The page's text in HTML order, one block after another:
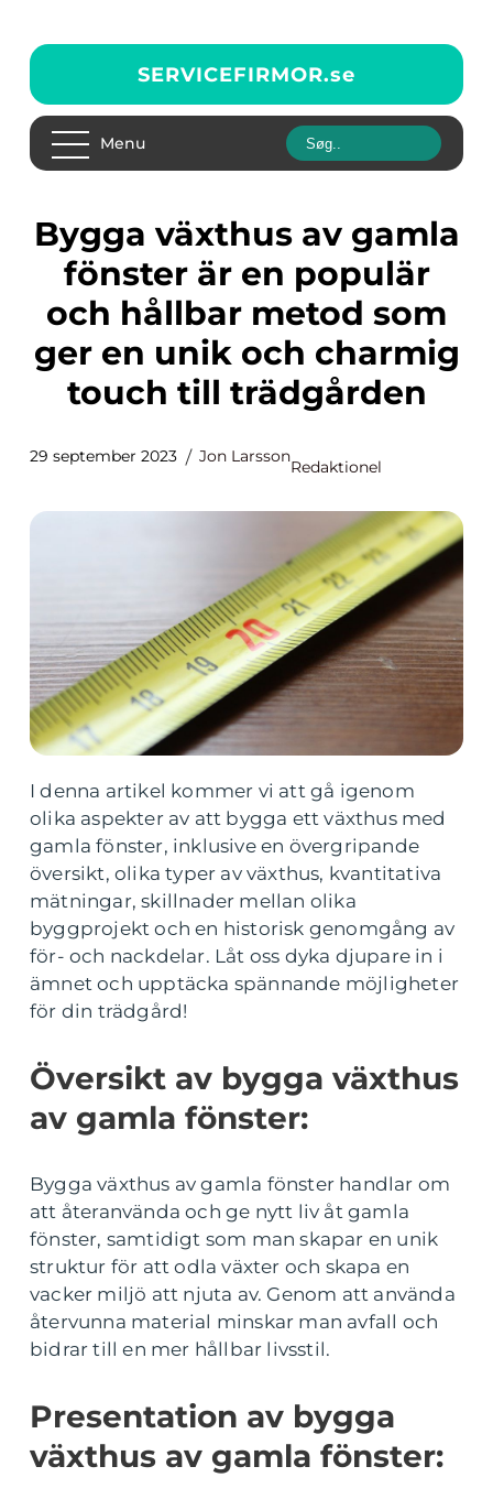
SERVICEFIRMOR.se
Menu
Bygga växthus av gamla
fönster är en populär
och hållbar metod som
ger en unik och charmig
touch till trädgården
29 september 2023 Jon Larsson
Redaktionel
I denna artikel kommer vi att gå igenom
olika aspekter av att bygga ett växthus med
gamla fönster, inklusive en övergripande
översikt, olika typer av växthus, kvantitativa
mätningar, skillnader mellan olika
byggprojekt och en historisk genomgång av
för- och nackdelar. Låt oss dyka djupare in i
ämnet och upptäcka spännande möjligheter
för din trädgård!
Översikt av bygga växthus
av gamla fönster:
Bygga växthus av gamla fönster handlar om
att återanvända och ge nytt liv åt gamla
fönster, samtidigt som man skapar en unik
struktur för att odla växter och skapa en
vacker miljö att njuta av. Genom att använda
återvunna material minskar man avfall och
bidrar till en mer hållbar livsstil.
Presentation av bygga
växthus av gamla fönster: